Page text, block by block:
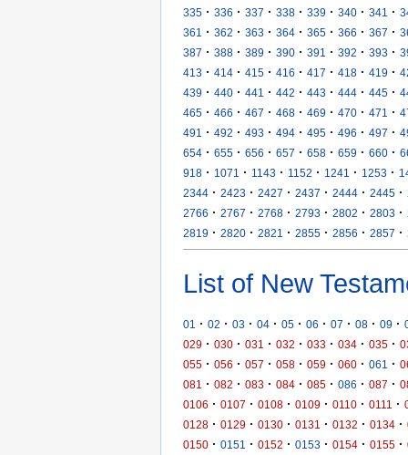
335 · 336 · 337 · 338 · 339 · 340 · 341 ·
361
· 362 · 363 · 364 · 365 · 366 · 367 ·
387 · 388 · 389 · 390 · 391 · 392 · 393 ·
413 · 414 · 415 · 416 · 417 · 418 · 419 ·
439 · 440 · 441 · 442 · 443 · 444 · 445 ·
465 · 466 · 467 · 468 · 469 · 470 · 471 ·
491
· 492 · 493 · 494 · 495 · 496 · 497 ·
654 · 655 · 656 · 657 · 658 · 659 · 660 ·
918 · 1071 · 1143 · 1152 · 1241 · 1253 ·
2344 · 2423 · 2427 · 2437 · 2444 · 2445 ·
2766 · 2767 · 2768 · 2793 · 2802 · 2803 ·
2819 · 2820 · 2821 · 2855 · 2856 · 2857 ·
List of New
01 · 02 · 03 · 04 · 05 · 06 · 07 · 08 · 09 ·
029 · 030 · 031 · 032 · 033 · 034 · 035 ·
055 · 056 · 057 · 058 · 059 · 060 · 061 ·
081
· 082 · 083 · 084 · 085 · 086 · 087 ·
0106 · 0107 · 0108 · 0109 · 0110 · 0111 ·
0128 · 0129 · 0130 · 0131 · 0132 · 0134 ·
0150 · 0151 · 0152 · 0153 · 0154 · 0155 ·